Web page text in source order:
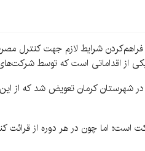
شرایط لازم جهت کنترل
از اقداماتی است که توسط
اما چون در هر دوره از قرائت